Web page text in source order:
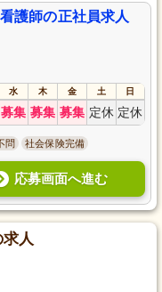
で成長でき、有給消化推奨
護師の正社員求人
水 木 金 土 日
募集 募集 募集 定休 定休
問 社会保険完備
応募画面へ進む
人